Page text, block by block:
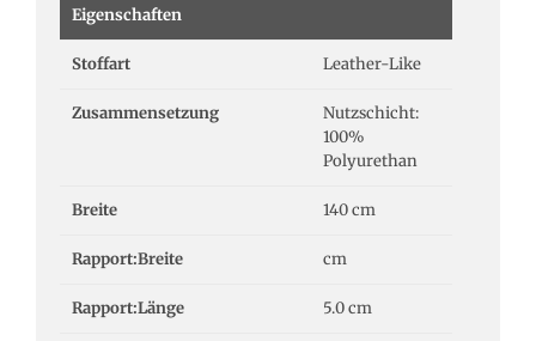
Eigenschaften
Stoffart Leather-Like
Zusammensetzung
Nutzschicht:
100%
Polyurethan
Breite 140 cm
Rapport:Breite cm
Rapport:Länge 5.0 cm